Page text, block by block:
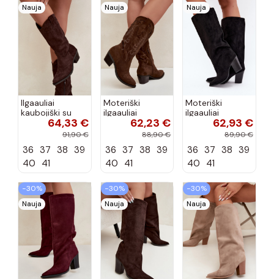
Nauja
Ilgaauliai
kaubojiški su
kulniukais64,33 €
91,90 €
36 37 38 39
40 41
Nauja
Moteriški
ilgaauliai
kaubojiški su
spalvos Betina
62,23 €
88,90 €
36 37 38 39
40 41
Nauja
Moteriški
ilgaauliai
įsispiriami su
kulniukais iš
zomšos juodos
spalvos Carmina
62,93 €
89,90 €
36 37 38 39
40 41
−30%
Nauja
−30%
Nauja
−30%
Nauja